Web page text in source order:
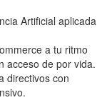
Artificial aplicada
a tu ritmo
acceso de por vida.
directivos con